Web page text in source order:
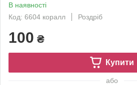
В наявності
Код: 6604 коралл
Роздріб
100 ₴
Купити
або